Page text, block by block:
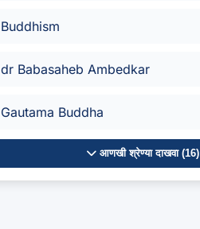
Buddhism
dr Babasaheb Ambedkar
Gautama Buddha
आणखी श्रेण्या दाखवा (16)